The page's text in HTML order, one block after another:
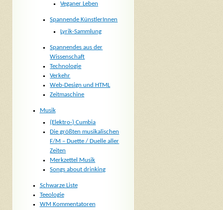
Veganer Leben
Spannende KünstlerInnen
Lyrik-Sammlung
Spannendes aus der
Wissenschaft
Technologie
Verkehr
Web-Design und HTML
Zeitmaschine
Musik
(Elektro-) Cumbia
Die größten musikalischen
F/M – Duette / Duelle aller
Zeiten
Merkzettel Musik
Songs about drinking
Schwarze Liste
Teeologie
WM Kommentatoren